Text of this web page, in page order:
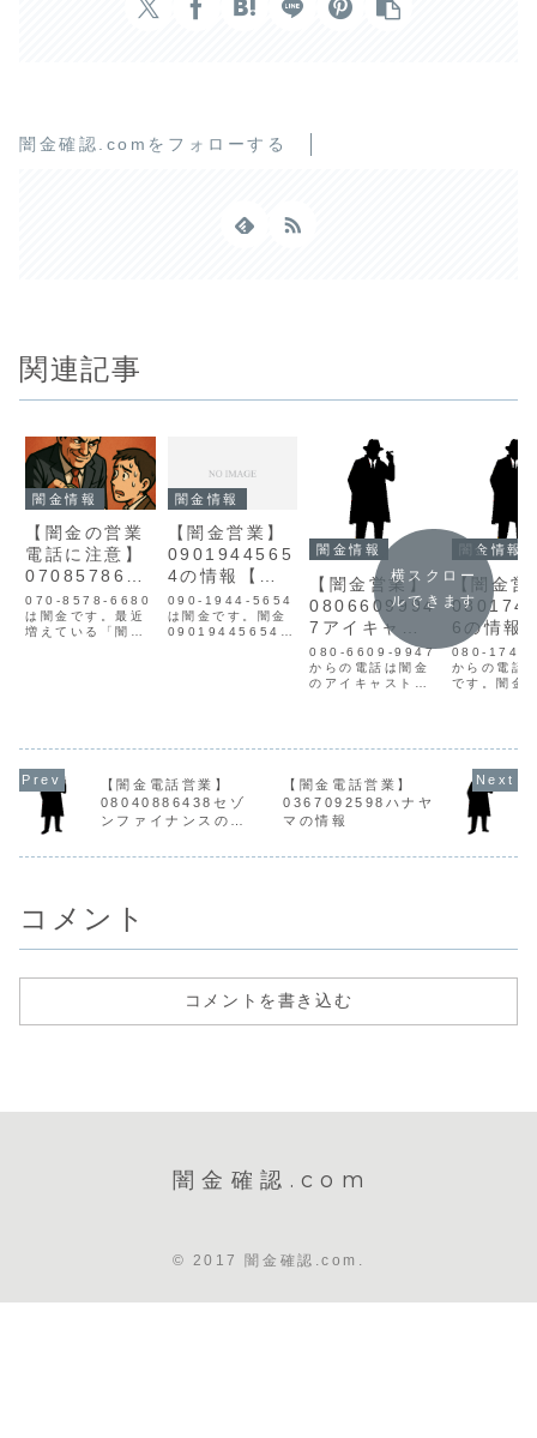
闇金確認.comをフォローする
関連記事
闇金情報
【闇金の営業
電話に注意】
0708578668
0の迷惑行為
と被害対策ま
とめ【詐欺・
070-8578-6680
は闇金です。最近
増えている「闇金
で闇金被害の相談
をする闇金業者の
特徴と営業手口 貸
金業...
闇金情報
【闇金営業】
0901944565
4の情報【迷
惑電話】
090-1944-5654
は闇金です。闇金
09019445654の
めます。非常に悪
質なヤミ金です...
闇金情報
【闇金営業】
0806609994
7アイキャス
トの情報【迷
惑電話】
080-6609-9947
からの電話は闇金
のアイキャストで
貸金業登録もな
く、信用情報があ
りません。取り立
て時は攻撃的な言
がらせを始めま
闇金情報
【闇金営
6の情報
惑電話】
080-
からの電話
です。闇金
登録もなく
情報があり
ん。取り立
攻撃的な言
になり、嫌
を始めます
横スクロー
ルできます
【闇金電話営業】
08040886438セゾ
ンファイナンスの情
【闇金電話営業】
0367092598ハナヤ
マの情報
コメント
コメントを書き込む
闇金確認.com
© 2017 闇金確認.com.